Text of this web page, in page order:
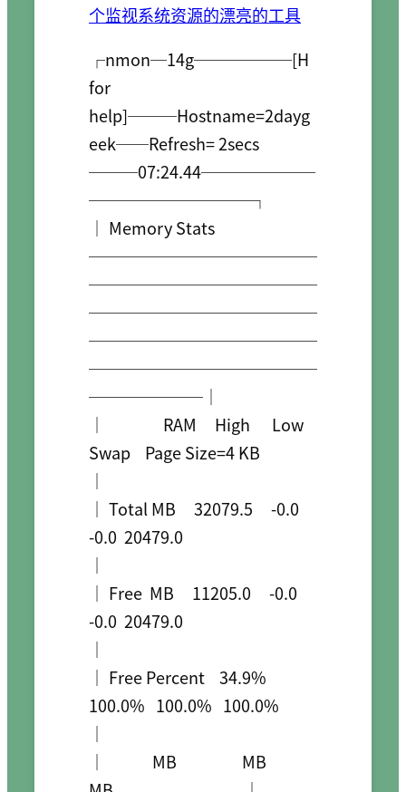
个监视系统资源的漂亮的工具
┌nmon─14g──────[H
for
help]───Hostname=2dayg
eek──Refresh= 2secs
───07:24.44───────
──────────┐
│ Memory Stats
──────────────
──────────────
──────────────
──────────────
──────────────
───────│
│                RAM     High      Low
Swap    Page Size=4 KB
│
│ Total MB     32079.5     -0.0
-0.0  20479.0
│
│ Free  MB     11205.0     -0.0
-0.0  20479.0
│
│ Free Percent    34.9%
100.0%   100.0%   100.0%
│
│             MB                  MB